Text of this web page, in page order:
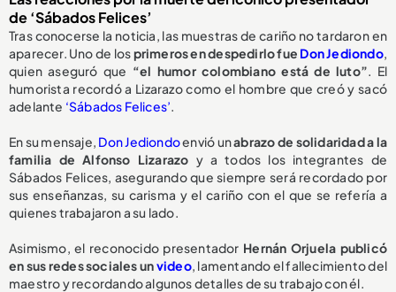
de ‘Sábados Felices’
Tras conocerse la noticia, las muestras de cariño no tardaron en
aparecer. Uno de losprimeros en despedirlo fue Don Jediondo,
quien aseguró que “el humor colombiano está de luto” . El
humorista recordó a Lizarazo como el hombre que creó y sacó
adelante ‘Sábados Felices’
En su mensaje, Don Jediondoenvió unabrazo de solidaridad a la
familia de Alfonso Lizarazo y a todos los integrantes de
Sábados Felices, asegurando que siempre será recordado por
sus enseñanzas, su carisma y el cariño con el que se refería a
quienes trabajaron a su lado.
Asimismo, el reconocido presentador Hernán Orjuela publicó
en sus redes sociales unvideo, lamentando el fallecimiento del
maestro y recordando algunos detalles de su trabajo con él.